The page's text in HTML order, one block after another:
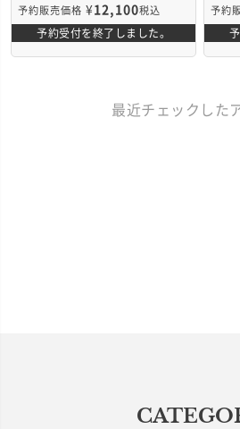
予約販売価格 ¥12,100税込
予約受付を終了しました。
予約
最近チェックした